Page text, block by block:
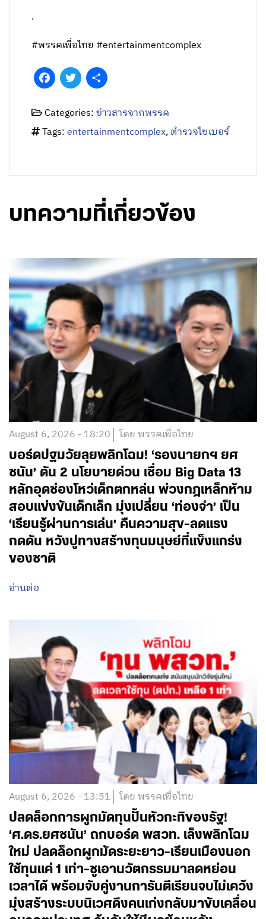
.
#พรรคเพื่อไทย #entertainmentcomplex
FacebookTwitter
Categories:ข่าวสารจากพรรค
Tags:entertainmentcomplex,ตำรวจไซเบอร์
บทความที่เกี่ยวข้อง
August 6, 2026 - 18:20 โดย พรรคเพื่อไทย
บอร์ดปฐมวัยลุยพลิกโฉม! ‘รองนายกฯ ยศ
ชนัน’ ดัน 2 นโยบายด่วน เชื่อม Big Data 13
หลักอุดช่องโหว่เด็กตกหล่น พ่วงกฎเหล็กห้าม
สอบแข่งขันเด็กเล็ก มุ่งเปลี่ยน ‘ท่องจำ’ เป็น
‘เรียนรู้ผ่านการเล่น’ คืนความสุข-ลดแรง
กดดัน หวังปูทางสร้างทุนมนุษย์ที่แข็งแกร่ง
ของชาติ
อ่านต่อ
August 6, 2026 - 13:51 โดย พรรคเพื่อไทย
ปลดล็อกการผูกมัดทุนปั้นหัวกะทิของรัฐ!
‘ศ.ดร.ยศชนัน’ ถกบอร์ด พสวท. เล็งพลิกโฉม
ใหม่ ปลดล็อกผูกมัดระยะยาว-เรียนเมืองนอก
ใช้ทุนแค่ 1 เท่า-ชูเอานวัตกรรมมาลดหย่อน
เวลาได้ พร้อมจับคู่งานการันตีเรียนจบไม่เคว้ง
มุ่งสร้างระบบนิเวศดึงคนเก่งกลับมาขับเคลื่อน